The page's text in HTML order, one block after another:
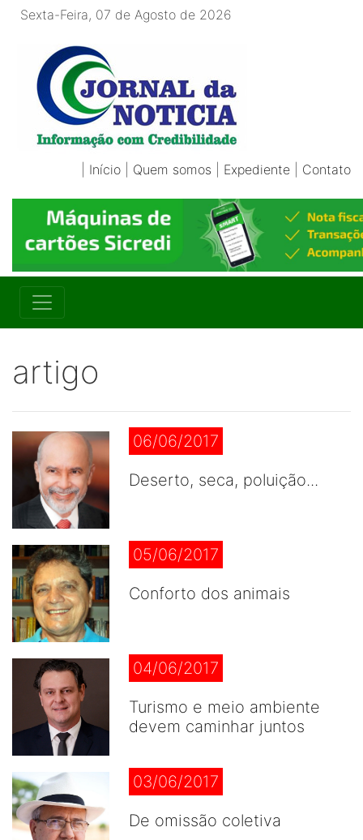
Sexta-Feira, 07 de Agosto de 2026
Início Quem somos Expediente Contato
artigo
06/06/2017
Deserto, seca, poluição...
05/06/2017
Conforto dos animais
04/06/2017
Turismo e meio ambiente
devem caminhar juntos
03/06/2017
De omissão coletiva